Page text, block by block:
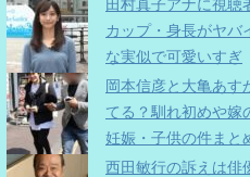
田村真子アナに視聴
カップ・身長がヤバ
な実似で可愛いすぎ
岡本信彦と大亀あす
てる？馴れ初めや嫁
妊娠・子供の件まと
西田敏行の訴えは俳